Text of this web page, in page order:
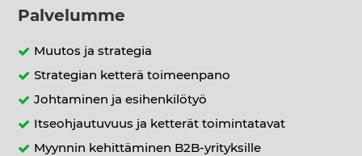
Palvelumme
Muutos ja strategia
Strategian ketterä toimeenpano
Johtaminen ja esihenkilötyö
Itseohjautuvuus ja ketterät toimintatavat
Myynnin kehittäminen B2B-yrityksille